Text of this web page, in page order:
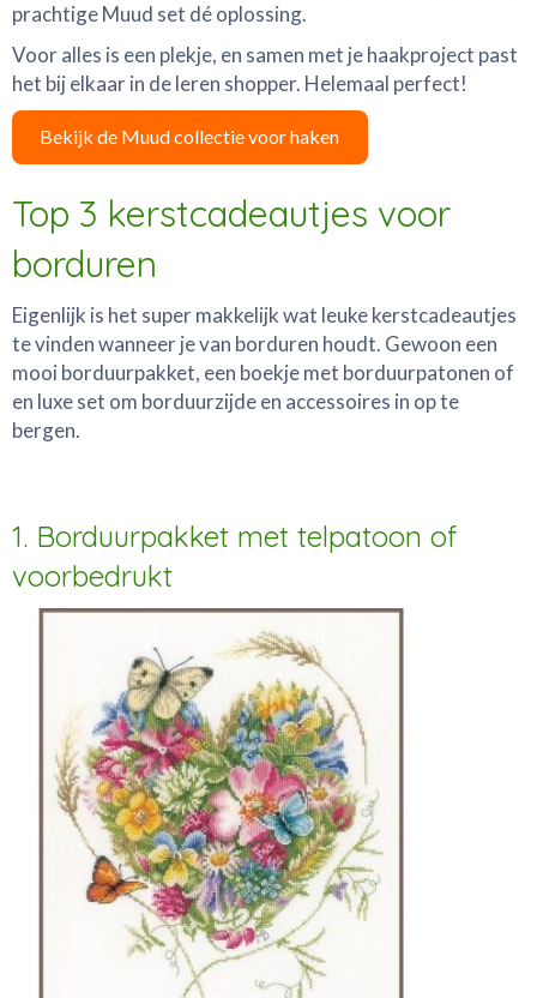
prachtige Muud set dé oplossing.
Voor alles is een plekje, en samen met je haakproject past
het bij elkaar in de leren shopper. Helemaal perfect!
Bekijk de Muud collectie voor haken
Top 3 kerstcadeautjes voor
borduren
Eigenlijk is het super makkelijk wat leuke kerstcadeautjes
te vinden wanneer je van borduren houdt. Gewoon een
mooi borduurpakket, een boekje met borduurpatonen of
en luxe set om borduurzijde en accessoires in op te
bergen.
1. Borduurpakket met telpatoon of
voorbedrukt